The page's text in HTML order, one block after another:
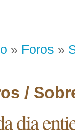
» Foros »
/
dia